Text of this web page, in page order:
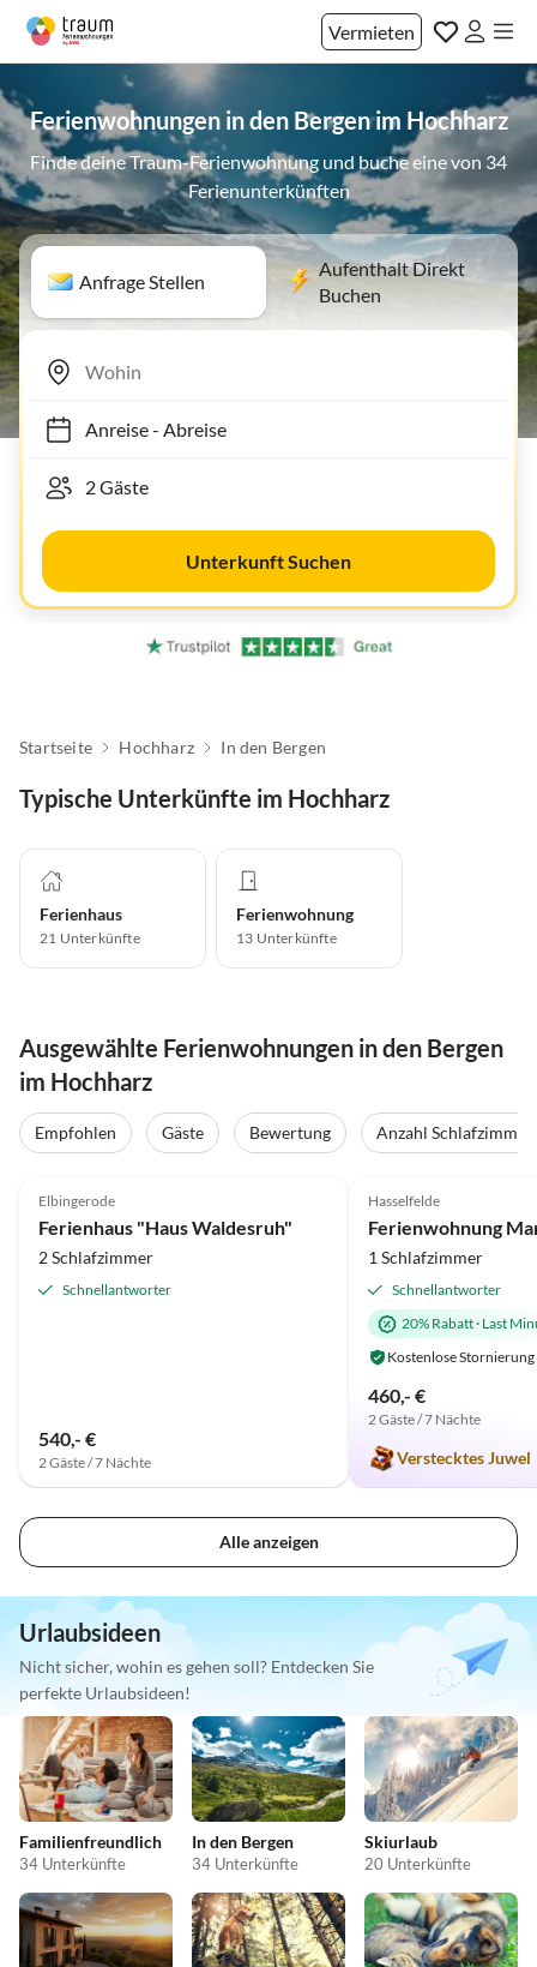
Vermieten
Ferienwohnungen in den Bergen im Hochharz
Finde deine Traum-Ferienwohnung und buche eine von 34
Ferienunterkünften
Anfrage Stellen
Aufenthalt Direkt
Buchen
Anreise- Abreise
Unterkunft Suchen
Startseite Hochharz In den Bergen
Typische Unterkünfte im Hochharz
Ferienhaus
21 Unterkünfte
Ferienwohnung
13 Unterkünfte
Ausgewählte Ferienwohnungen in den Bergen
im Hochharz
Empfohlen Gäste Bewertung Anzahl Schlafzimmer
Elbingerode
Ferienhaus "Haus Waldesruh"
2 Schlafzimmer
Schnellantworter
540,- €
2 Gäste / 7 Nächte
Tour
Hasselfelde
1 Schlafzimmer
Schnellantworter
20% Rabatt· Last
Kostenlose Stornierung
460,- €
2 Gäste / 7 Nächte
Verstecktes Juwel
Alle anzeigen
Urlaubsideen
Nicht sicher, wohin es gehen soll? Entdecken Sie
perfekte Urlaubsideen!
Familienfreundlich
34 Unterkünfte
In den Bergen
34 Unterkünfte
Skiurlaub
20 Unterkünfte